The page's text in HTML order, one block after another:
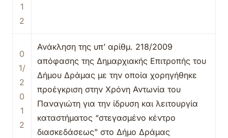
1
2
0
1/
2
0
1
2
Ανάκληση της υπ’ αρίθμ. 218/2009
απόφασης της Δημαρχιακής Επιτροπής του
Δήμου Δράμας με την οποία χορηγήθηκε
προέγκριση στην Χρόνη Αντωνία του
Παναγιώτη για την ίδρυση και λειτουργία
καταστήματος “στεγασμένο κέντρο
διασκεδάσεως” στο Δήμο Δράμας